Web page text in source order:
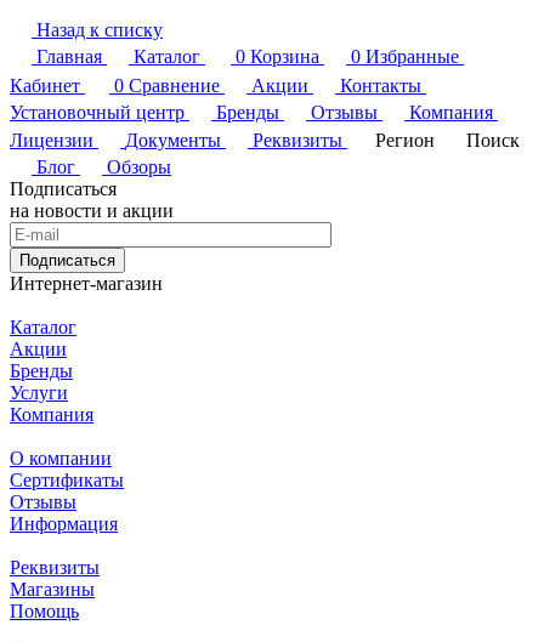
Назад к списку
Главная
Каталог 0 Корзина 0 Избранные
Кабинет
0 Сравнение Акции
Контакты
Установочный центр
Бренды Отзывы
Компания
Лицензии
Документы Реквизиты Регион
Поиск
Блог
Обзоры
Подписаться
на новости и акции
Подписаться
Интернет-магазин
Каталог
Акции
Бренды
Услуги
Компания
О компании
Сертификаты
Отзывы
Информация
Реквизиты
Магазины
Помощь